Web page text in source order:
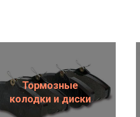
Тормозные
колодки и диски